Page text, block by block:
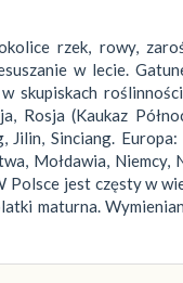
rzek, rowy,
w lecie.
skupiskach
Rosja (Kaukaz
Sinciang.
Mołdawia, Niemcy,
Polsce jest częsty w
maturna.